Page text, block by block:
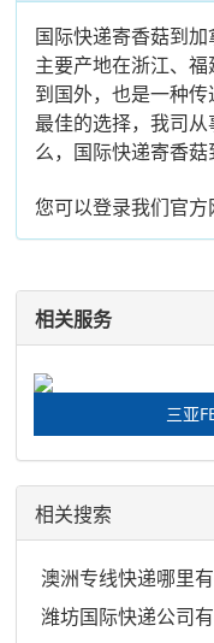
国际快递寄香菇到
主要产地在浙江、
到国外，也是一种
最佳的选择，我司
么，国际快递寄香
您可以登录我们官方
相关服务
三亚
相关搜索
澳洲专线快递哪里
潍坊国际快递公司